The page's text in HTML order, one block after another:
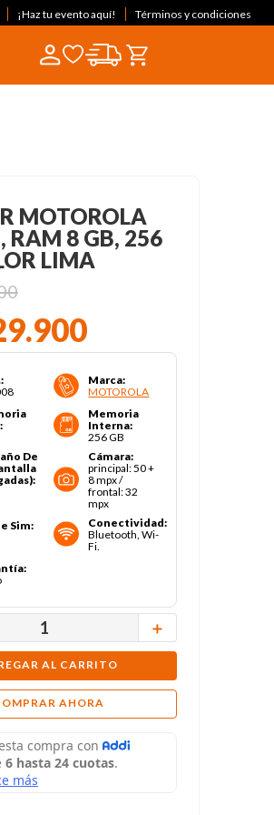
¡Haz tu evento aquí! Términos y condiciones
MOTOROLA
RAM 8 GB, 256
LIMA
.900
:
Marca:
MOTOROLA
:
Memoria
Interna:
256 GB
De
:
Cámara:
principal: 50 +
8 mpx /
frontal: 32
mpx
Sim:
Conectividad:
Bluetooth, Wi-
Fi.
:
＋
AL CARRITO
AHORA